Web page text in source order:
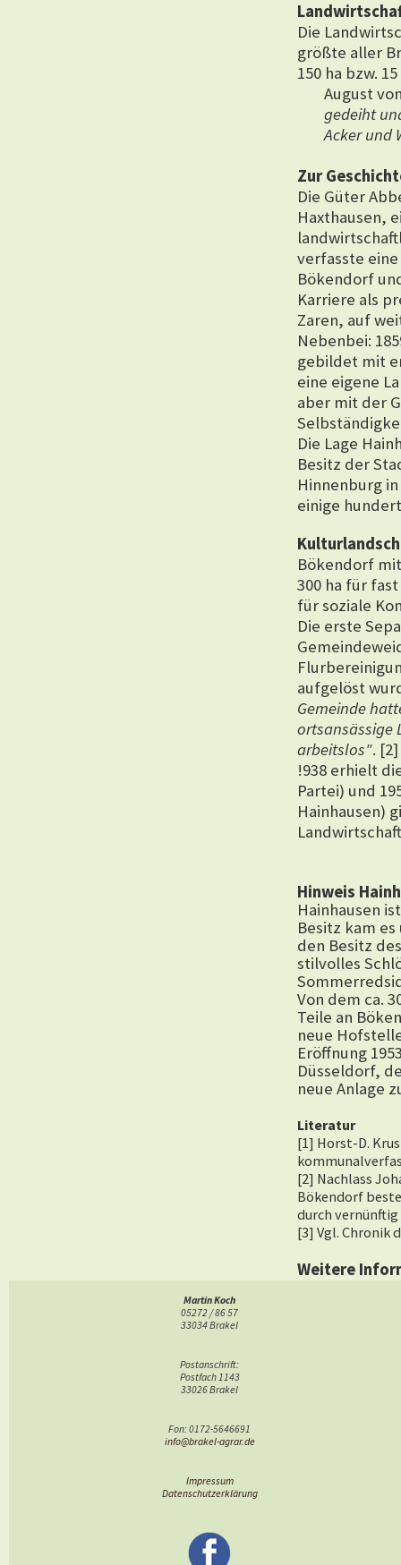
Die
größte aller
150 ha bzw.
August
gedeiht
Acker und
Zur
Die Güter
Haxthausen,
verfasste
Bökendorf
Karriere als
Zaren, auf
Nebenbei:
gebildet mit
eine eigene
aber mit der
Die Lage
Besitz der
Hinnenburg
einige
Bökendorf
300 ha für
für soziale
Die erste
aufgelöst
Gemeinde
ortsansässige
arbeitslos". [2]
!938 erhielt
Partei) und
Hainhausen)
Hinweis
Hainhausen
Besitz kam
den Besitz
stilvolles
Von dem ca.
Teile an
neue
Eröffnung
Düsseldorf,
neue Anlage
Literatur
[1] Horst-D.
[2] Nachlass
Bökendorf
durch
[3] Vgl. Chronik
Weitere
Martin Koch
05272 / 86 57
33034 Brakel
Postanschrift:
Postfach 1143
33026 Brakel
Fon: 0172-5646691
info@brakel-agrar.de
Impressum
Datenschutzerklärung